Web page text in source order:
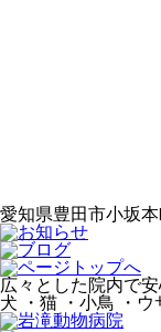
愛知県豊田市小坂
広々とした院内で
犬 ・猫 ・小鳥 ・ウ